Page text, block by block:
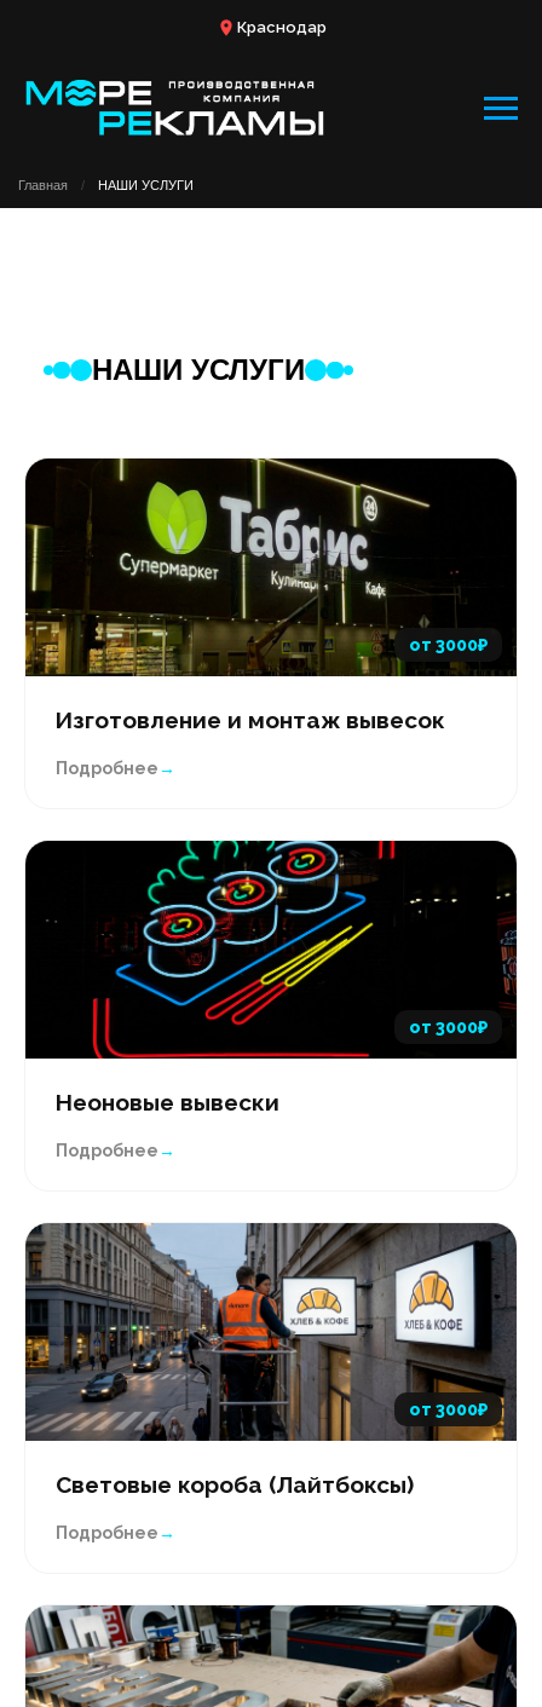
Краснодар
Главная / НАШИ УСЛУГИ
НАШИ УСЛУГИ
от 3000₽
Изготовление и монтаж вывесок
Подробнее→
от 3000₽
Неоновые вывески
Подробнее→
от 3000₽
Световые короба (Лайтбоксы)
Подробнее→